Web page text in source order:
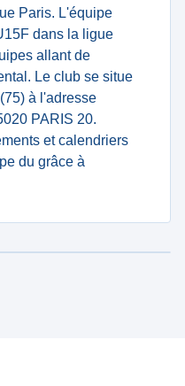
Paris. L'équipe
dans la ligue
allant de
Le club se situe
à l'adresse
PARIS 20.
et calendriers
du grâce à